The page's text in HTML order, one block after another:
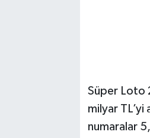
Süper Loto
milyar TL’yi
numaralar